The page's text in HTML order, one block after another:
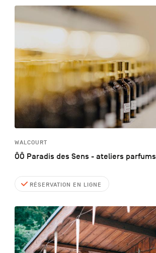
WALCOURT
ÔÔ Paradis des Sens - ateliers parfums
RÉSERVATION EN LIGNE